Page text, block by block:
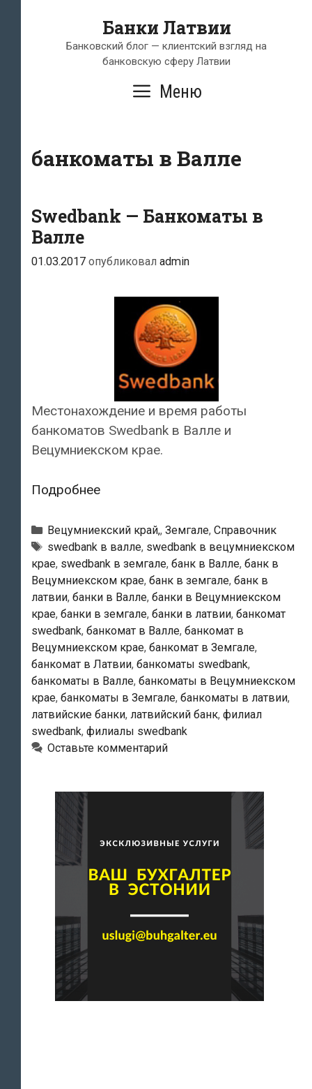
содержимому
Банки Латвии
Банковский блог — клиентский взгляд на
банковскую сферу Латвии
Меню
банкоматы в Валле
Swedbank — Банкоматы в
Валле
01.03.2017 опубликовал admin
Местонахождение и время работы
банкоматов Swedbank в Валле и
Вецумниекском крае.
ПодробнееSwedbank
Банкоматы
в
Валле
Рубрики
Вецумниекский край,, Земгале, Справочник
Тэги
swedbank в валле, swedbank в вецумниекском
крае, swedbank в земгале, банк в Валле, банк в
Вецумниекском крае, банк в земгале, банк в
латвии, банки в Валле, банки в Вецумниекском
крае, банки в земгале, банки в латвии, банкомат
swedbank, банкомат в Валле, банкомат в
Вецумниекском крае, банкомат в Земгале,
банкомат в Латвии, банкоматы swedbank,
банкоматы в Валле, банкоматы в Вецумниекском
крае, банкоматы в Земгале, банкоматы в латвии,
латвийские банки, латвийский банк, филиал
swedbank, филиалы swedbank
Оставьте комментарий